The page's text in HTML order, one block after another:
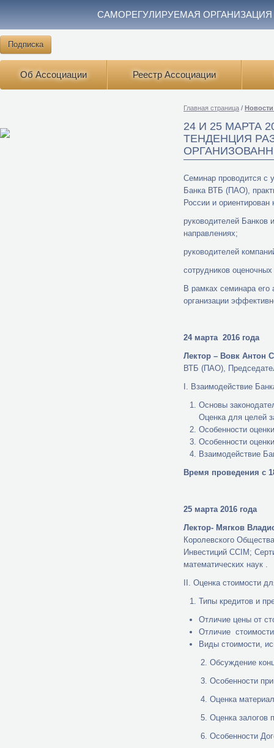
САМОРЕГУЛИРУЕМАЯ
Подписка
Об Ассоциации Реестр Ассоциации
Главная страница /
24 И 25 МАРТА
ТЕНДЕНЦИЯ
Семинар проводится с
Банка ВТБ (ПАО),
России и ориентирован
руководителей Банков
направлениях;
руководителей
сотрудников оценочных
В рамках семинара его
организации
24 марта 2016 года
Лектор – Вовк Антон
ВТБ (ПАО),
I. Взаимодействие
Основы
Оценка для целей
Особенности
Особенности
Взаимодействие
Время проведения с
25 марта 2016 года
Лектор- Мягков
Королевского
Инвестиций CCIM;
математических наук .
II. Оценка стоимости
Типы кредитов и
Отличие цены от
Отличие стоимости
Виды стоимости,
2. Обсуждение
3. Особенности
4. Оценка
5. Оценка залогов
6. Особенности